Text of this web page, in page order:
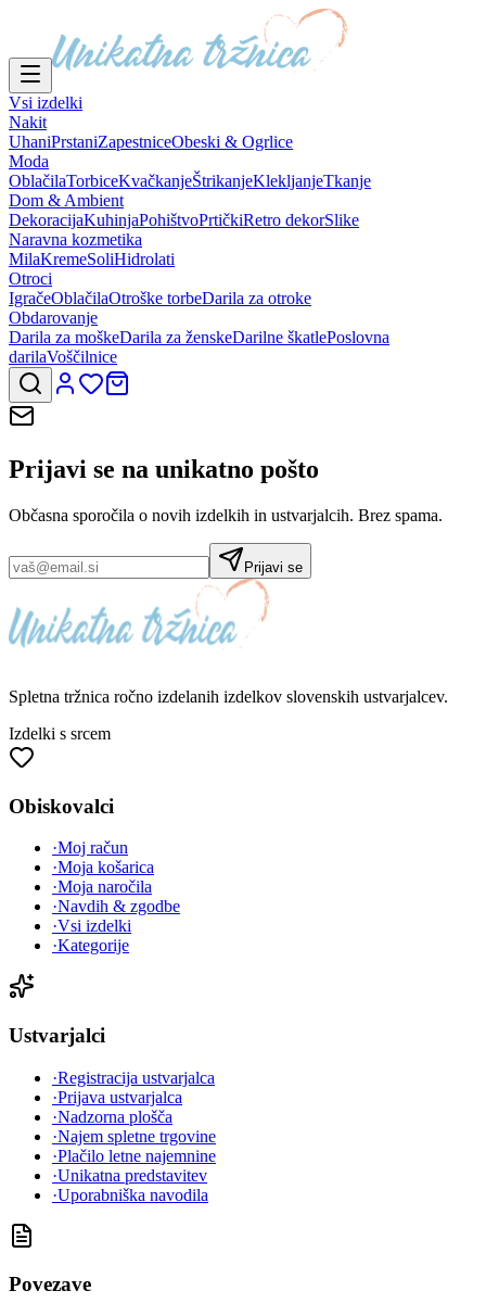
Vsi izdelki
Nakit
UhaniPrstaniZapestniceObeski & Ogrlice
Moda
OblačilaTorbiceKvačkanjeŠtrikanjeKlekljanjeTkanje
Dom & Ambient
DekoracijaKuhinjaPohištvoPrtičkiRetro dekorSlike
Naravna kozmetika
MilaKremeSoliHidrolati
Otroci
IgračeOblačilaOtroške torbeDarila za otroke
Obdarovanje
Darila za moškeDarila za ženskeDarilne škatlePoslovna
darilaVoščilnice
Prijavi se na unikatno pošto
Občasna sporočila o novih izdelkih in ustvarjalcih. Brez spama.
Prijavi se
Spletna tržnica ročno izdelanih izdelkov slovenskih ustvarjalcev.
Izdelki s srcem
Obiskovalci
·Moj račun
·Moja košarica
·Moja naročila
·Navdih & zgodbe
·Vsi izdelki
·Kategorije
Ustvarjalci
·Registracija ustvarjalca
·Prijava ustvarjalca
·Nadzorna plošča
·Najem spletne trgovine
·Plačilo letne najemnine
·Unikatna predstavitev
·Uporabniška navodila
Povezave